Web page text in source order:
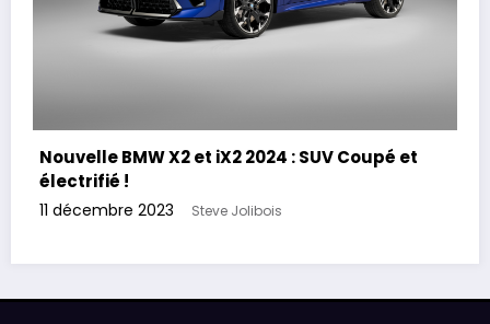
Nouvelle BMW X2 et iX2 2024 : SUV Coupé et
électrifié !
11 décembre 2023 Steve Jolibois